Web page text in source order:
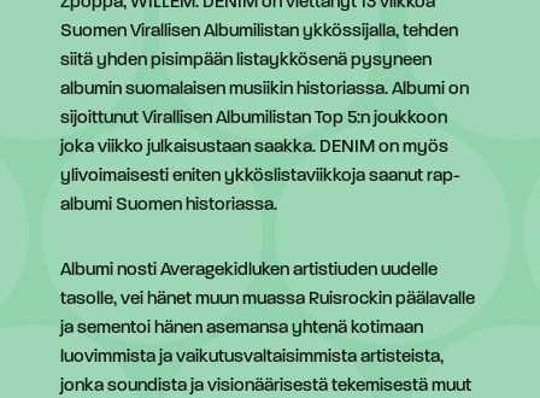
Suomen Virallisen Albumilistan ykkössijalla, tehden
siitä yhden pisimpään listaykkösenä pysyneen
albumin suomalaisen musiikin historiassa. Albumi on
sijoittunut Virallisen Albumilistan Top 5:n joukkoon
joka viikko julkaisustaan saakka. DENIM on myös
ylivoimaisesti eniten ykköslistaviikkoja saanut rap-
albumi Suomen historiassa.
Albumi nosti Averagekidluken artistiuden uudelle
tasolle, vei hänet muun muassa Ruisrockin päälavalle
ja sementoi hänen asemansa yhtenä kotimaan
luovimmista ja vaikutusvaltaisimmista artisteista,
jonka soundista ja visionäärisestä tekemisestä muut